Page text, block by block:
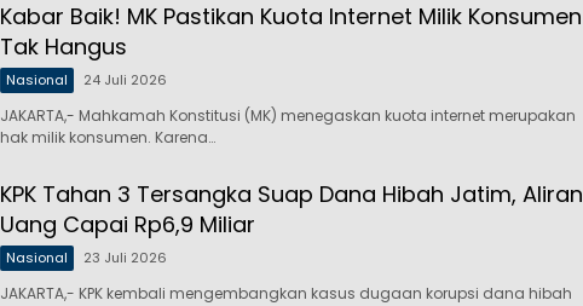
Kabar Baik! MK Pastikan Kuota Internet Milik Konsumen
Tak Hangus
Nasional 24 Juli 2026
JAKARTA,- Mahkamah Konstitusi (MK) menegaskan kuota internet merupakan
hak milik konsumen. Karena…
KPK Tahan 3 Tersangka Suap Dana Hibah Jatim, Aliran
Uang Capai Rp6,9 Miliar
Nasional 23 Juli 2026
JAKARTA,- KPK kembali mengembangkan kasus dugaan korupsi dana hibah